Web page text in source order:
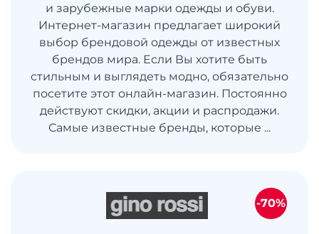
и зарубежные марки одежды и обуви.
Интернет-магазин предлагает широкий
выбор брендовой одежды от известных
брендов мира. Если Вы хотите быть
стильным и выглядеть модно, обязательно
посетите этот онлайн-магазин. Постоянно
действуют скидки, акции и распродажи.
Самые известные бренды, которые ...
-70%